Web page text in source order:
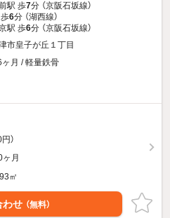
駅 歩7分 （京阪石坂線）
6分 （湖西線）
駅 歩6分 （京阪石坂線）
市皇子が丘１丁目
月 / 軽量鉄骨
）
ヶ月
㎡
わせ （無料）